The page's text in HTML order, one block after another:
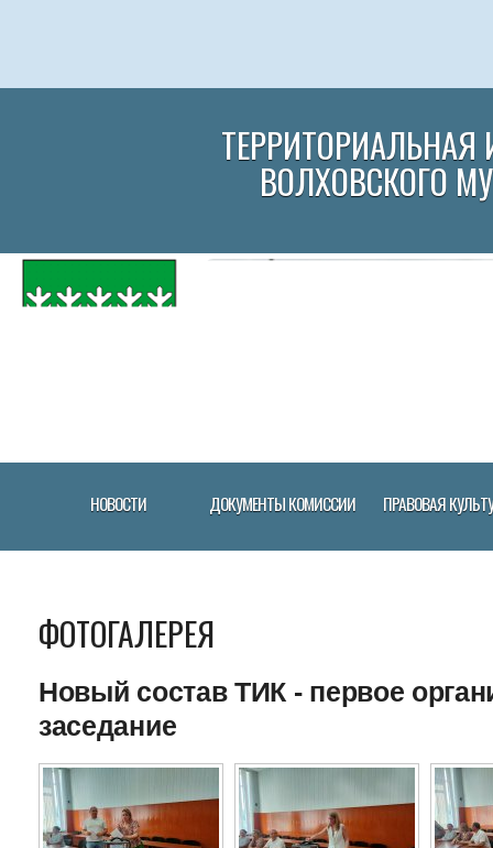
ВОЛХОВСКОГО
НОВОСТИ ДОКУМЕНТЫ КОМИCСИИ ПРАВОВАЯ
ФОТОГАЛЕРЕЯ
Новый состав ТИК - первое
заседание